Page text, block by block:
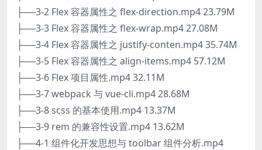
├──3-2 Flex 容器属性之 flex-direction.mp4 23.79M
├──3-3 Flex 容器属性之 flex-wrap.mp4 27.08M
├──3-4 Flex 容器属性之 justify-conten.mp4 35.74M
├──3-5 Flex 容器属性之 align-items.mp4 57.12M
├──3-6 Flex 项目属性.mp4 32.11M
├──3-7 webpack 与 vue-cli.mp4 28.68M
├──3-8 scss 的基本使用.mp4 13.37M
├──3-9 rem 的兼容性设置.mp4 13.62M
├──4-1 组件化开发思想与 toolbar 组件分析.mp4